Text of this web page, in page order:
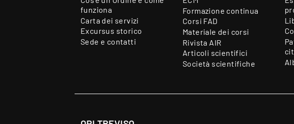
funziona
Carta dei servizi
Excursus storico
Sede e contatti
Formazione continua
Corsi FAD
Materiale dei corsi
Rivista AIR
Articoli scientifici
Società scientifiche